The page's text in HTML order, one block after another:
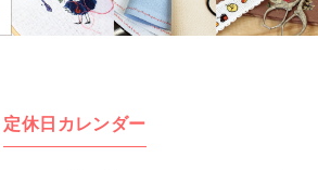
定休日カレンダー